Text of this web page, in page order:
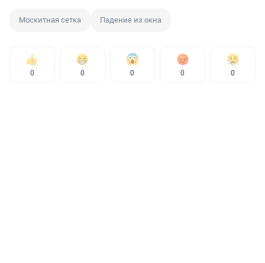
Москитная сетка Падение из окна
0 0 0 0 0